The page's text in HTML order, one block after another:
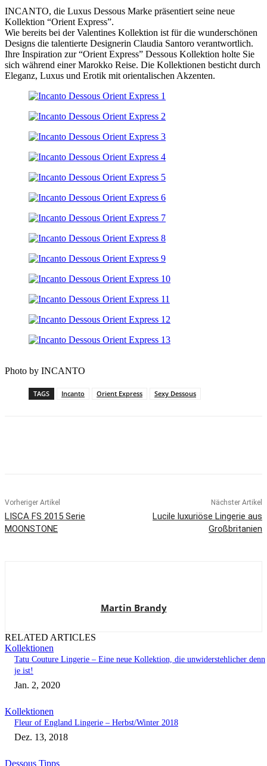
INCANTO, die Luxus Dessous Marke präsentiert seine neue
Kollektion “Orient Express”.
Wie bereits bei der Valentines Kollektion ist für die wunderschönen
Designs die talentierte Designerin Claudia Santoro verantwortlich.
Ihre Inspiration zur “Orient Express” Dessous Kollektion holte Sie
sich während einer Marokko Reise. Die Kollektionen besticht durch
Eleganz, Luxus und Erotik mit orientalischen Akzenten.
Photo by INCANTO
TAGS Incanto Orient Express Sexy Dessous
Vorheriger Artikel
LISCA FS 2015 Serie
MOONSTONE
Nächster Artikel
Lucile luxuriöse Lingerie aus
Großbritanien
Martin Brandy
RELATED ARTICLES
Kollektionen
Tatu Couture Lingerie – Eine neue Kollektion, die unwiderstehlicher denn
je ist!
Jan. 2, 2020
Kollektionen
Fleur of England Lingerie – Herbst/Winter 2018
Dez. 13, 2018
Dessous Tipps